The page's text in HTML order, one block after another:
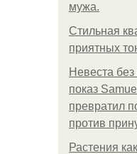
мужа.
Стильная
приятных
Невеста
показ
превратил
против
Растения